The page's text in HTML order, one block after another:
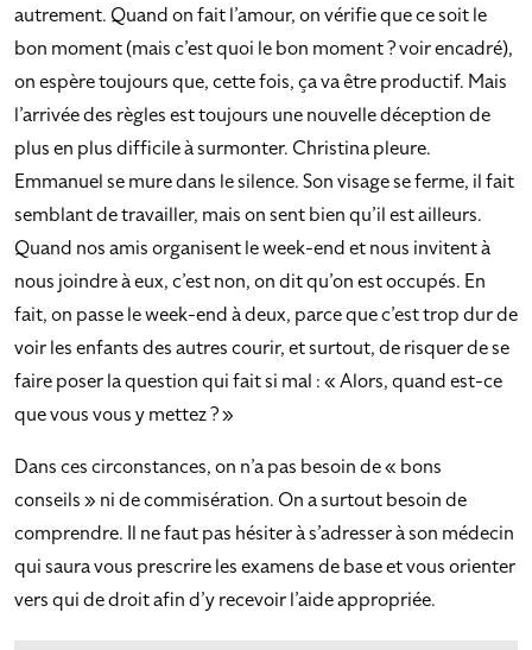
autrement. Quand on fait l’amour, on vérifie que ce soit le
bon moment (mais c’est quoi le bon moment ? voir encadré),
on espère toujours que, cette fois, ça va être productif. Mais
l’arrivée des règles est toujours une nouvelle déception de
plus en plus difficile à surmonter. Christina pleure.
Emmanuel se mure dans le silence. Son visage se ferme, il fait
semblant de travailler, mais on sent bien qu’il est ailleurs.
Quand nos amis organisent le week-end et nous invitent à
nous joindre à eux, c’est non, on dit qu’on est occupés. En
fait, on passe le week-end à deux, parce que c’est trop dur de
voir les enfants des autres courir, et surtout, de risquer de se
faire poser la question qui fait si mal : « Alors, quand est-ce
que vous vous y mettez ? »
Dans ces circonstances, on n’a pas besoin de « bons
conseils » ni de commisération. On a surtout besoin de
comprendre. Il ne faut pas hésiter à s’adresser à son médecin
qui saura vous prescrire les examens de base et vous orienter
vers qui de droit afin d’y recevoir l’aide appropriée.